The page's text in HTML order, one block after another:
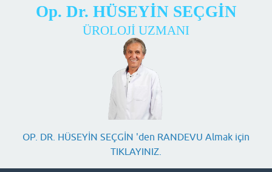
Op. Dr. HÜSEYİN SEÇGİN
ÜROLOJİ UZMANI
OP. DR. HÜSEYİN SEÇGİN 'den RANDEVU Almak için
TIKLAYINIZ.